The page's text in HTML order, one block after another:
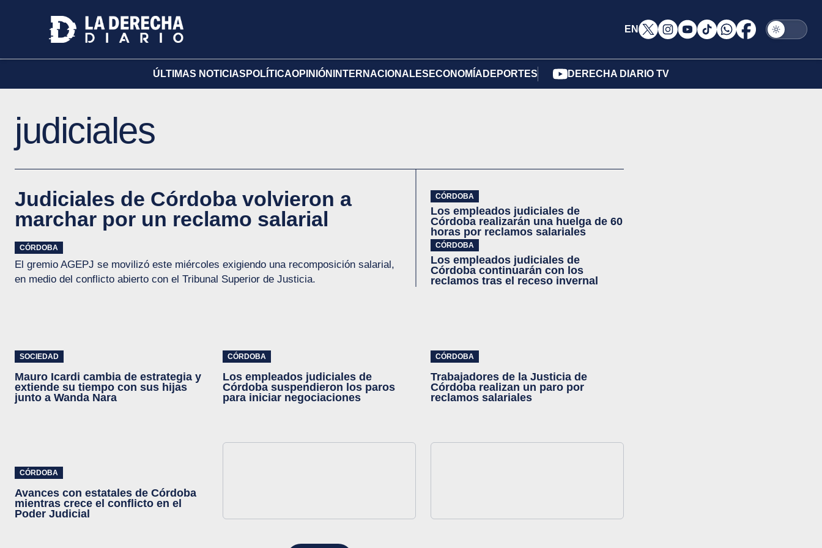
EN
ÚLTIMAS NOTICIAS POLÍTICAOPINIÓN INTERNACIONALES ECONOMÍA DEPORTES DERECHA DIARIO TV
judiciales
Judiciales de Córdoba volvieron a
marchar por un reclamo salarial
CÓRDOBA
El gremio AGEPJ se movilizó este miércoles exigiendo una recomposición salarial,
en medio del conflicto abierto con el Tribunal Superior de Justicia.
CÓRDOBA
Los empleados judiciales de
Córdoba realizarán una huelga de 60
horas por reclamos salariales
CÓRDOBA
Los empleados judiciales de
Córdoba continuarán con los
reclamos tras el receso invernal
SOCIEDAD
Mauro Icardi cambia de estrategia y
extiende su tiempo con sus hijas
junto a Wanda Nara
CÓRDOBA
Los empleados judiciales de
Córdoba suspendieron los paros
para iniciar negociaciones
CÓRDOBA
Trabajadores de la Justicia de
Córdoba realizan un paro por
reclamos salariales
CÓRDOBA
Avances con estatales de Córdoba
mientras crece el conflicto en el
Poder Judicial